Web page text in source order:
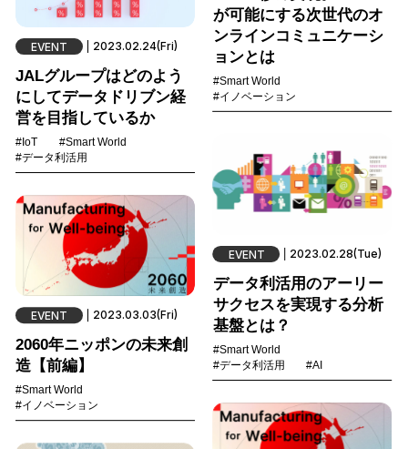
が可能にする次世代のオ
ンラインコミュニケーシ
ョンとは
#Smart World
#イノベーション
EVENT 2023.02.24(Fri)
JALグループはどのよう
にしてデータドリブン経
営を目指しているか
#IoT
#Smart World
#データ利活用
EVENT 2023.02.28(Tue)
データ利活用のアーリー
サクセスを実現する分析
基盤とは？
#Smart World
#データ利活用
#AI
EVENT 2023.03.03(Fri)
2060年ニッポンの未来創
造【前編】
#Smart World
#イノベーション